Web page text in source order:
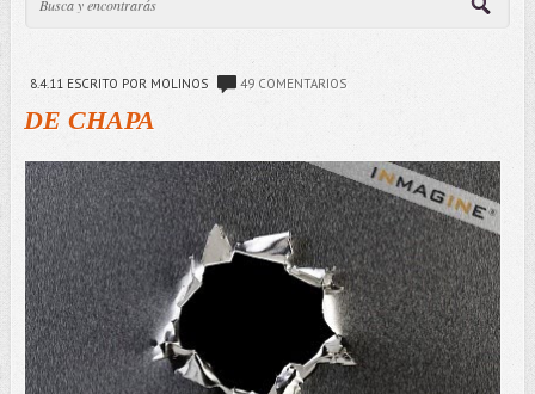
8.4.11 ESCRITO POR MOLINOS 49 COMENTARIOS
DE CHAPA